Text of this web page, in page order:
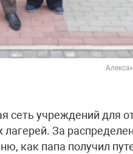
сеть учреждений для
За
как папа получил